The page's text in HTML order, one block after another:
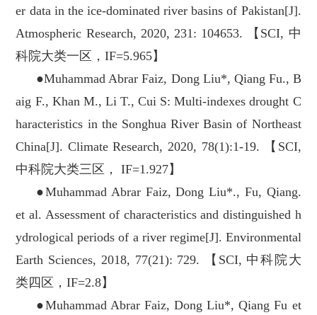
er data in the ice-dominated river basins of Pakistan[J].
Atmospheric Research, 2020, 231: 104653. 【SCI, 中
科院大类一区，IF=5.965】
●Muhammad Abrar Faiz, Dong Liu*, Qiang Fu., B
aig F., Khan M., Li T., Cui S: Multi-indexes drought C
haracteristics in the Songhua River Basin of Northeast
China[J]. Climate Research, 2020, 78(1):1-19. 【SCI,
中科院大类三区， IF=1.927】
●Muhammad Abrar Faiz, Dong Liu*., Fu, Qiang.
et al. Assessment of characteristics and distinguished h
ydrological periods of a river regime[J]. Environmental
Earth Sciences, 2018, 77(21): 729. 【SCI, 中科院大
类四区，IF=2.8】
●Muhammad Abrar Faiz, Dong Liu*, Qiang Fu et